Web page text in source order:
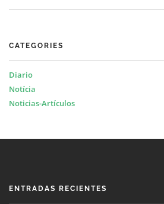
CATEGORIES
Diario
Notícia
Noticias-Artículos
ENTRADAS RECIENTES